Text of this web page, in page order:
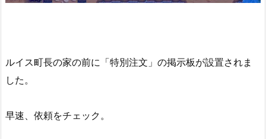
ルイス町長の家の前に「特別注文」の掲示板が設置されま
した。
早速、依頼をチェック。